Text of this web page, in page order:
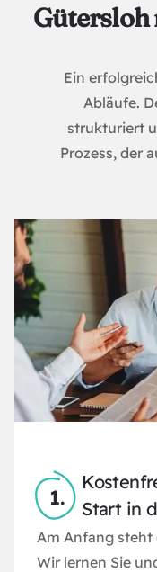
Gütersloh
Ein
Abläufe.
strukturiert
Prozess, der
Start in
Am Anfang steht
Wir lernen Sie